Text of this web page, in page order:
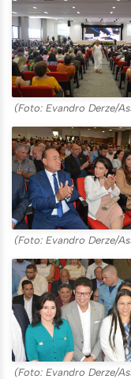
(Foto: Evandro Derze/
(Foto: Evandro Derze/
(Foto: Evandro Derze/